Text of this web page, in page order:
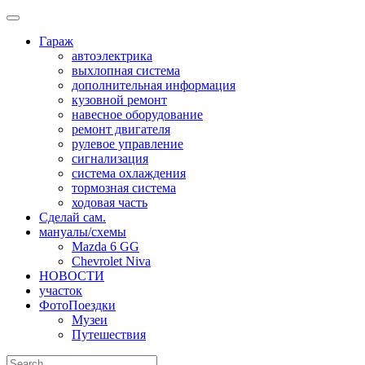
Skip
contentГараж
автоэлектрика
выхлопная система
дополнительная информация
кузовной ремонт
навесное оборудование
ремонт двигателя
рулевое управление
сигнализация
система охлаждения
тормозная система
ходовая часть
Сделай сам.
мануалы/схемы
Mazda 6 GG
Chevrolet Niva
НОВОСТИ
участок
ФотоПоездки
Музеи
Путешествия
Search